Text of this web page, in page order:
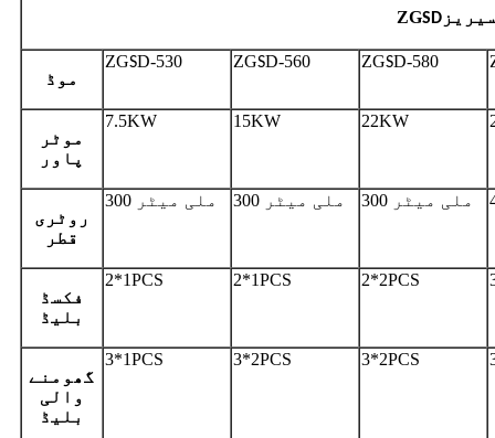
ZGSD
موڈ
ZGSD-530 ZGSD-560 ZGSD-580
موٹر
پاور
7.5KW 15KW 22KW
روٹری
قطر
300 ملی میٹر 300 ملی میٹر 300 ملی میٹر
فکسڈ
بلیڈ
2*1PCS 2*1PCS 2*2PCS
گھومنے
والی
بلیڈ
3*1PCS 3*2PCS 3*2PCS